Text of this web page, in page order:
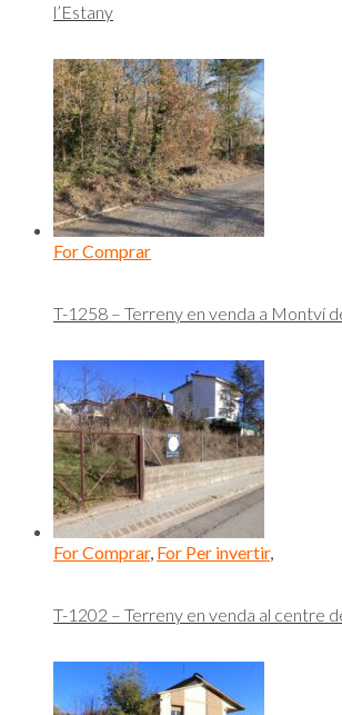
l’Estany
For Comprar
T-1258 – Terreny en venda a Montví
For Comprar, For Per invertir,
T-1202 – Terreny en venda al centre